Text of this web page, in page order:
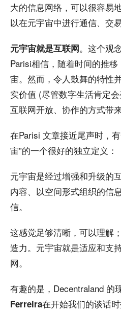
大的信息网络，可以很容易
以在元宇宙中进行通信、交
元宇宙就是互联网。这个观
Parisi相信，随着时间的推
宙。然而，令人鼓舞的特性
实价值 (尽管数字生活肯定
互联网开放、协作的方式带
在Parisi 文章接近尾声时，
宙”的一个很好的独立定义：
元宇宙是经过增强和升级的
内容、以空间形式组织的信
信。
这感觉足够清晰，可以理解
造力。元宇宙就是适应和支
网。
有趣的是，Decentraland 的
Ferreira在开始我们的谈话